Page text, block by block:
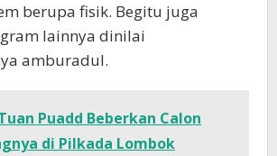
berupa fisik. Begitu juga
lainnya dinilai
amburadul.
Puadd Beberkan Calon
di Pilkada Lombok